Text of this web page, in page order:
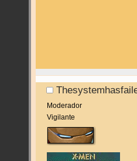
Moderador
Vigilante